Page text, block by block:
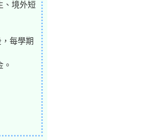
、境外短
每學期